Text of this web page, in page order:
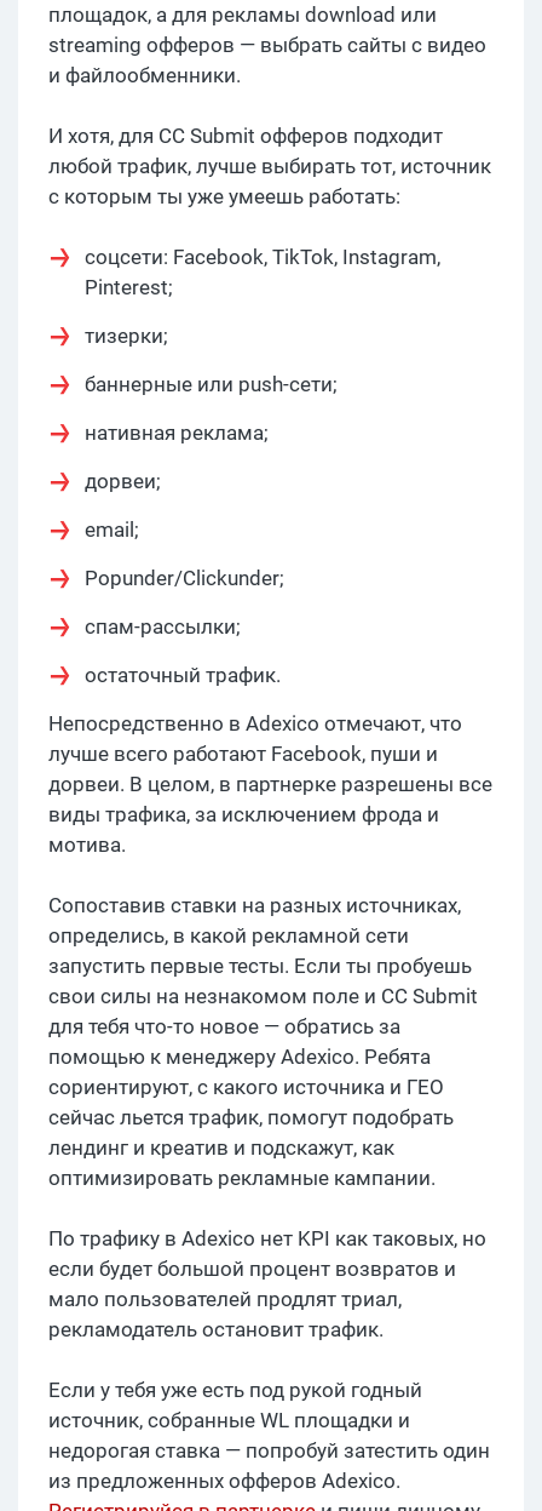
площадок, а для рекламы download или
streaming офферов — выбрать сайты с видео
и файлообменники.
И хотя, для CC Submit офферов подходит
любой трафик, лучше выбирать тот, источник
с которым ты уже умеешь работать:
соцсети: Facebook, TikTok, Instagram,
Pinterest;
тизерки;
баннерные или push-сети;
нативная реклама;
дорвеи;
email;
Popunder/Clickunder;
спам-рассылки;
остаточный трафик.
Непосредственно в Adexico отмечают, что
лучше всего работают Facebook, пуши и
дорвеи. В целом, в партнерке разрешены все
виды трафика, за исключением фрода и
мотива.
Сопоставив ставки на разных источниках,
определись, в какой рекламной сети
запустить первые тесты. Если ты пробуешь
свои силы на незнакомом поле и CC Submit
для тебя что-то новое — обратись за
помощью к менеджеру Adexico. Ребята
сориентируют, с какого источника и ГЕО
сейчас льется трафик, помогут подобрать
лендинг и креатив и подскажут, как
оптимизировать рекламные кампании.
По трафику в Adexico нет KPI как таковых, но
если будет большой процент возвратов и
мало пользователей продлят триал,
рекламодатель остановит трафик.
Если у тебя уже есть под рукой годный
источник, собранные WL площадки и
недорогая ставка — попробуй затестить один
из предложенных офферов Adexico.